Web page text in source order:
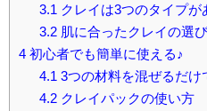
3.1 クレイは3つのタイプが
3.2肌に合ったクレイの選
4 初心者でも簡単に使える♪
4.1 3つの材料を混ぜるだけ
4.2クレイパックの使い方